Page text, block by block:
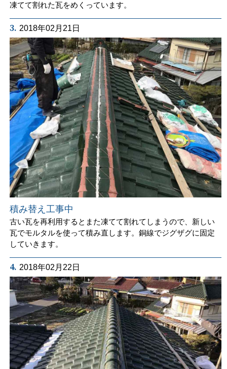
凍てて割れた瓦をめくっています。
3. 2018年02月21日
積み替え工事中
古い瓦を再利用するとまた凍てて割れてしまうので、新しい
瓦でモルタルを使って積み直します。銅線でジグザグに固定
していきます。
4. 2018年02月22日